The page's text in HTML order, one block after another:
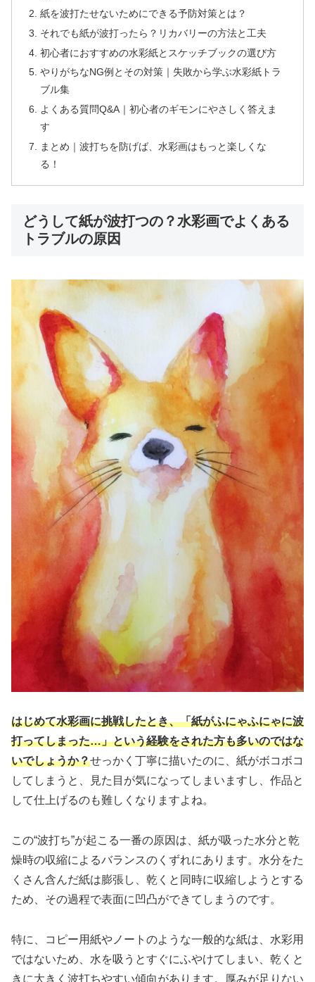
紙を波打たせないためにできる予防対策とは？
それでも紙が波打ったら？リカバリーの方法と工夫
初心者におすすめの水彩紙とスケッチブックの選び方
やりがちなNG例とその対策｜失敗から学ぶ水彩紙トラ
ブル集
よくある質問Q&A｜初心者のギモンにやさしく答えま
す
まとめ｜波打ちを防げば、水彩画はもっと楽しくな
る！
どうして紙が波打つの？水彩画でよくある
トラブルの原因
はじめて水彩画に挑戦したとき、「紙がふにゃふにゃに波
打ってしまった…」という経験をされた方も多いのではな
いでしょうか？せっかく丁寧に描いたのに、紙がボコボコ
してしまうと、見た目が気になってしまいますし、作品と
して仕上げるのも難しくなりますよね。
この“波打ち”が起こる一番の原因は、紙が吸った水分と乾
燥時の収縮によるバランスのくずれにあります。水分をた
くさん含んだ紙は膨張し、乾くと同時に収縮しようとする
ため、その過程で表面に凹凸ができてしまうのです。
特に、コピー用紙やノートのような一般的な紙は、水彩用
ではないため、水を吸うとすぐにふやけてしまい、乾くと
きに大きく波打ちやすい傾向があります。厚みが足りない